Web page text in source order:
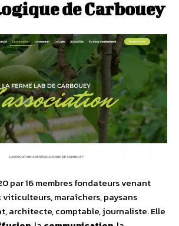
de Carbouey
par 16 membres fondateurs venant
viticulteurs, maraîchers, paysans
architecte, comptable, journaliste. Elle